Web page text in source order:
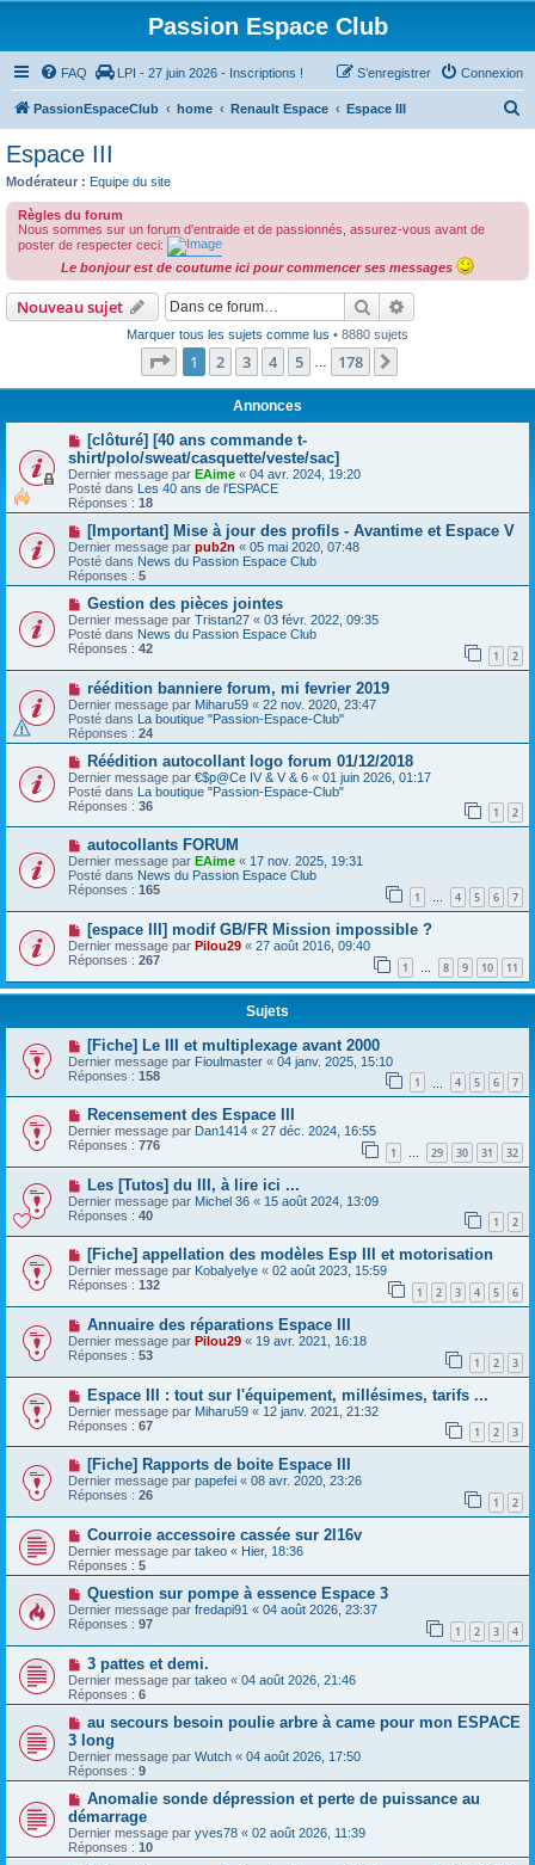
Passion Espace Club
FAQ LPI - 27 juin 2026 - Inscriptions ! Connexion
S’enregistrer
PassionEspaceClub home Renault Espace Espace III
c
Espace III
Modérateur : Equipe du site
Règles du forum
Nous sommes sur un forum d'entraide et de passionnés, assurez-vous avant de
poster de respecter ceci:
Le bonjour est de coutume ici pour commencer ses messages
Nouveau sujet Rechercher
Marquer tous les sujets comme lus • 8880 sujets
Page 1sur178
1 2 3 4 5 178
Annonces
[clôturé] [40 ans commande t-
shirt/polo/sweat/casquette/veste/sac]
Dernier message par EAime « 04 avr. 2024, 19:20
Posté dans Les 40 ans de l'ESPACE
Réponses : 18
[Important] Mise à jour des profils - Avantime et Espace V
Dernier message par pub2n « 05 mai 2020, 07:48
Posté dans News du Passion Espace Club
Réponses : 5
Gestion des pièces jointes
Dernier message par Tristan27 « 03 févr. 2022, 09:35
Posté dans News du Passion Espace Club
Réponses : 42 1 2
réédition banniere forum, mi fevrier 2019
Dernier message par Miharu59 « 22 nov. 2020, 23:47
Posté dans La boutique "Passion-Espace-Club"
Réponses : 24
Réédition autocollant logo forum 01/12/2018
Dernier message par €$p@Ce IV & V & 6 « 01 juin 2026, 01:17
Posté dans La boutique "Passion-Espace-Club"
Réponses : 36 1 2
autocollants FORUM
Dernier message par EAime « 17 nov. 2025, 19:31
Posté dans News du Passion Espace Club
Réponses : 165 1 … 4 5 6 7
[espace III] modif GB/FR Mission impossible ?
Dernier message par Pilou29 « 27 août 2016, 09:40
Réponses : 267 1 … 8 9 10 11
Sujets
[Fiche] Le III et multiplexage avant 2000
Dernier message par Fioulmaster « 04 janv. 2025, 15:10
Réponses : 158 1 4 5 6 7
Recensement des Espace III
Dernier message par Dan1414 « 27 déc. 2024, 16:55
Réponses : 776 1 … 29 30 31 32
Les [Tutos] du III, à lire ici ...
Dernier message par Michel 36 « 15 août 2024, 13:09
Réponses : 40 1 2
[Fiche] appellation des modèles Esp III et motorisation
Dernier message par Kobalyelye « 02 août 2023, 15:59
Réponses : 132 1 2 3 4 5 6
Annuaire des réparations Espace III
Dernier message par Pilou29 « 19 avr. 2021, 16:18
Réponses : 53 1 2 3
Espace III : tout sur l'équipement, millésimes, tarifs ...
Dernier message par Miharu59 « 12 janv. 2021, 21:32
Réponses : 67 1 2 3
[Fiche] Rapports de boite Espace III
Dernier message par papefei « 08 avr. 2020, 23:26
Réponses : 26 1 2
Courroie accessoire cassée sur 2l16v
Dernier message par takeo « Hier, 18:36
Réponses : 5
Question sur pompe à essence Espace 3
Dernier message par fredapi91 « 04 août 2026, 23:37
Réponses : 97 1 2 3 4
3 pattes et demi.
Dernier message par takeo « 04 août 2026, 21:46
Réponses : 6
au secours besoin poulie arbre à came pour mon ESPACE
3 long
Dernier message par Wutch « 04 août 2026, 17:50
Réponses : 9
Anomalie sonde dépression et perte de puissance au
démarrage
Dernier message par yves78 « 02 août 2026, 11:39
Réponses : 10